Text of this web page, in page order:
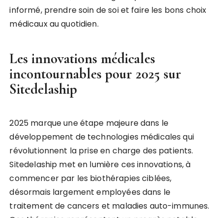
informé, prendre soin de soi et faire les bons choix
médicaux au quotidien.
Les innovations médicales
incontournables pour 2025 sur
Sitedelaship
2025 marque une étape majeure dans le
développement de technologies médicales qui
révolutionnent la prise en charge des patients.
Sitedelaship met en lumière ces innovations, à
commencer par les biothérapies ciblées,
désormais largement employées dans le
traitement de cancers et maladies auto-immunes.